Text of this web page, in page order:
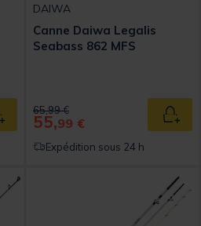
au panier
DAIWA
Canne Daiwa Legalis
Seabass 862 MFS
Price reduced from
65,99 €to
55,99 €
Expédition sous 24 h